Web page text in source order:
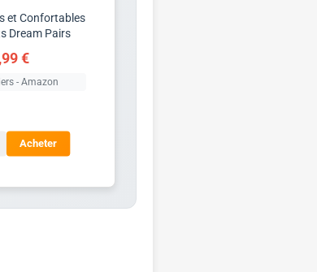
et Confortables
Dream Pairs
€
- Amazon
Acheter